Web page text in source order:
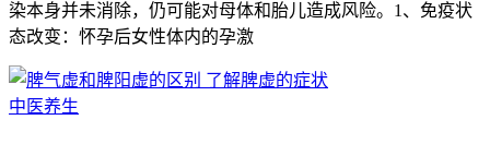
染本身并未消除，仍可能对母体和胎儿造成风险。1、免疫状
态改变：怀孕后女性体内的孕激
中医养生